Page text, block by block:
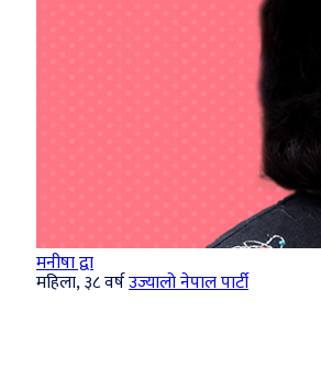
मनीषा द्वा
महिला, ३८ वर्षउज्यालो नेपाल पार्टी